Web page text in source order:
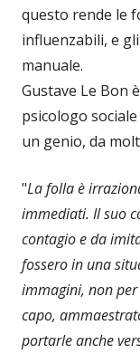
questo rende le
influenzabili, e
manuale.
Gustave Le Bon
psicologo
un genio, da
"La folla è
immediati. Il suo
contagio e da
fossero in una
immagini, non
capo,
portarle anche